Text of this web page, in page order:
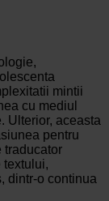
mintii
cu mediul
Ulterior, aceasta
pentru
traducator
textului,
dintr-o continua